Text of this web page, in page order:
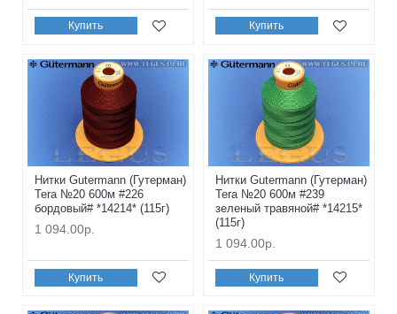
Купить Купить
Нитки Gutermann (Гутерман)
Tera №20 600м #226
бордовый# *14214* (115г)
1 094.00р.
Купить
Нитки Gutermann (Гутерман)
Tera №20 600м #239
зеленый травяной# *14215*
(115г)
1 094.00р.
Купить